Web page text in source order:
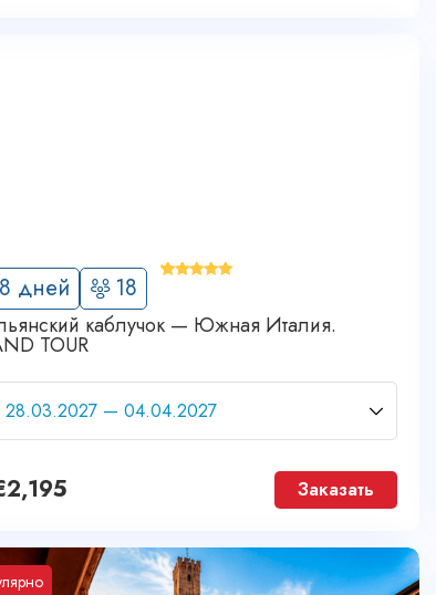
8 дней 18
'
каблучок — Южная Италия.
TOUR
2,195 Заказать